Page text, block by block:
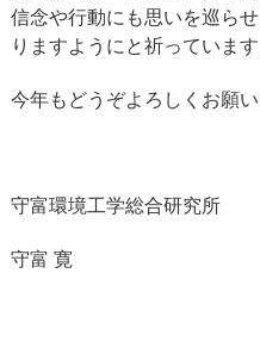
信念や行動にも思いを巡ら
りますようにと祈っています
今年もどうぞよろしくお願い
守富環境工学総合研究所
守富 寛